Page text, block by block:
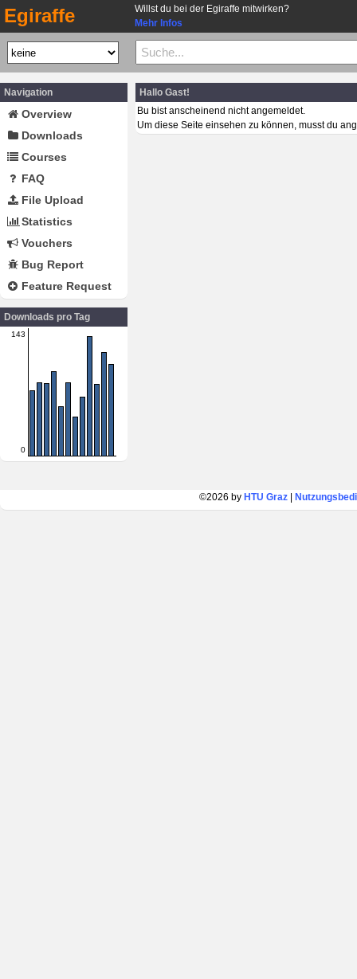
Egiraffe
Willst du bei der Egiraffe mitwirken?
Mehr Infos
Navigation
Overview
Downloads
Courses
FAQ
File Upload
Statistics
Vouchers
Bug Report
Feature Request
Downloads pro Tag
143
0
Hallo Gast!
Bu bist anscheinend nicht angemeldet.
Um diese Seite einsehen zu können, musst du
©2026 by HTU Graz|